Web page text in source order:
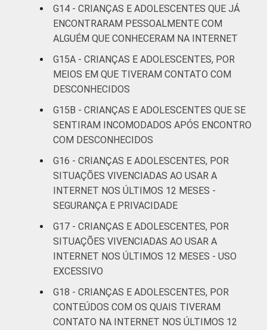
Sociedade da Informação (Cetic.br),
Pesquisa sobre o Uso da Internet por
Crianças e Adolescentes no Brasil – TIC Kids
meio de questionários de
autopreenchimento.
G14 - CRIANÇAS E ADOLESCENTES QUE JÁ
ENCONTRARAM PESSOALMENTE COM
ALGUÉM QUE CONHECERAM NA INTERNET
G15A - CRIANÇAS E ADOLESCENTES, POR
MEIOS EM QUE TIVERAM CONTATO COM
DESCONHECIDOS
G15B - CRIANÇAS E ADOLESCENTES QUE SE
SENTIRAM INCOMODADOS APÓS ENCONTRO
COM DESCONHECIDOS
G16 - CRIANÇAS E ADOLESCENTES, POR
SITUAÇÕES VIVENCIADAS AO USAR A
INTERNET NOS ÚLTIMOS 12 MESES -
SEGURANÇA E PRIVACIDADE
G17 - CRIANÇAS E ADOLESCENTES, POR
SITUAÇÕES VIVENCIADAS AO USAR A
INTERNET NOS ÚLTIMOS 12 MESES - USO
EXCESSIVO
G18 - CRIANÇAS E ADOLESCENTES, POR
CONTEÚDOS COM OS QUAIS TIVERAM
CONTATO NA INTERNET NOS ÚLTIMOS 12